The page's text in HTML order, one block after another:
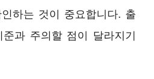
하는 것이 중요합니다. 출
과 주의할 점이 달라지기